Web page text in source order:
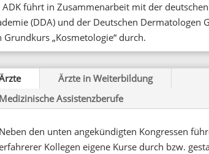
ADK führt in Zusammenarbeit mit der
(DDA) und der Deutschen Dermatologen
Grundkurs „Kosmetologie“ durch.
Ärzte in Weiterbildung
Medizinische Assistenzberufe
Neben den unten angekündigten Kongressen
Kollegen eigene Kurse durch bzw.